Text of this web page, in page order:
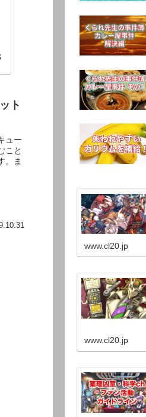
ト
ュー
こと
。ま
www.cl20.jp
www.cl20.jp